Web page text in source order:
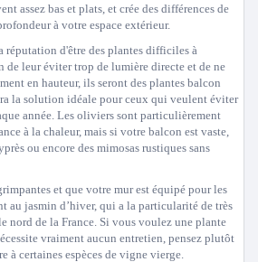
assez bas et plats, et crée des différences de
à votre espace extérieur.
réputation d'être des plantes difficiles à
de leur éviter trop de lumière directe et de ne
en hauteur, ils seront des plantes balcon
la solution idéale pour ceux qui veulent éviter
année. Les oliviers sont particulièrement
à la chaleur, mais si votre balcon est vaste,
ou encore des mimosas rustiques sans
et que votre mur est équipé pour les
au jasmin d’hiver, qui a la particularité de très
nord de la France. Si vous voulez une plante
vraiment aucun entretien, pensez plutôt
à certaines espèces de vigne vierge.